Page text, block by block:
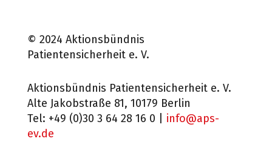
© 2024 Aktionsbündnis
Patientensicherheit e. V.
Aktionsbündnis Patientensicherheit e. V.
Alte Jakobstraße 81, 10179 Berlin
Tel: +49 (0)30 3 64 28 16 0 | info@aps-
ev.de